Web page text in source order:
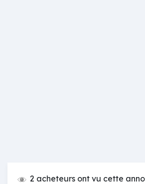
2 acheteurs ont vu cette